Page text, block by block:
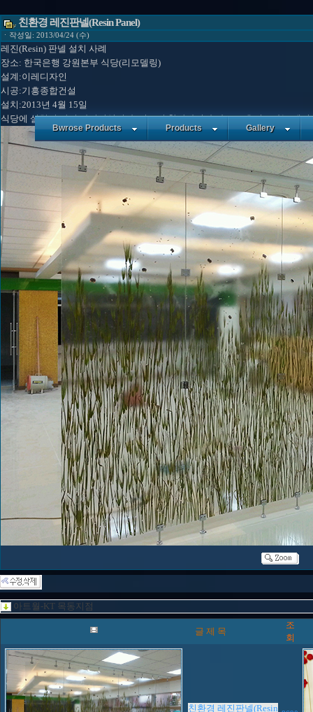
Bwrose Products Products Gallery
친환경 레진판넬(Resin Panel)
ㆍ작성일: 2013/04/24 (수)
레진(Resin) 판넬 설치 사례
장소: 한국은행 강원본부 식당(리모델링)
설계:이레디자인
시공:기흥종합건설
설치:2013년 4월 15일
식당에 설치된 간이 파티션입니다. 필요시 착탈하여야 하므로 유리보다는 레
아트월-KT 목동지점
글 제 목
조
회
친환경 레진판넬(Resin